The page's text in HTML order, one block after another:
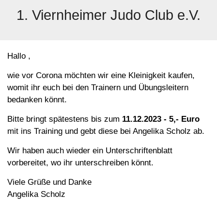
1. Viernheimer Judo Club e.V.
Hallo ,
wie vor Corona möchten wir eine Kleinigkeit kaufen,
womit ihr euch bei den Trainern und Übungsleitern
bedanken könnt.
Bitte bringt spätestens bis zum 11.12.2023 - 5,- Euro
mit ins Training und gebt diese bei Angelika Scholz ab.
Wir haben auch wieder ein Unterschriftenblatt
vorbereitet, wo ihr unterschreiben könnt.
Viele Grüße und Danke
Angelika Scholz